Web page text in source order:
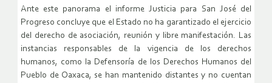
Ante este panorama el informe Justicia para San José del
Progreso concluye que el Estado no ha garantizado el ejercicio
del derecho de asociación, reunión y libre manifestación. Las
instancias responsables de la vigencia de los derechos
humanos, como la Defensoría de los Derechos Humanos del
Pueblo de Oaxaca, se han mantenido distantes y no cuentan